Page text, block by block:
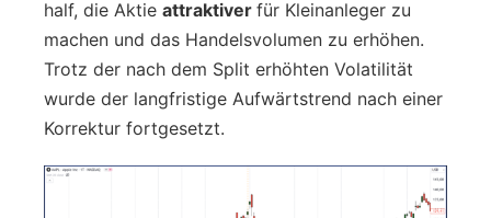
half, die Aktie attraktiver für Kleinanleger zu
machen und das Handelsvolumen zu erhöhen.
Trotz der nach dem Split erhöhten Volatilität
wurde der langfristige Aufwärtstrend nach einer
Korrektur fortgesetzt.